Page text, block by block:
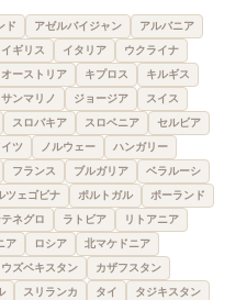
ド アゼルバイジャン
アルバニア
イギリス イタリア
ウクライナ
オーストリア キプロス
キルギス
サンマリノ ジョージア
スイス
スロバキア スロベニア
セルビア
イツ ノルウェー
ハンガリー
フランス ブルガリア
ベラルーシ
ツェゴビナ ポルトガル
ポーランド
ネグロ ラトビア
リトアニア
ア ロシア 北マケドニア
ウズベキスタン
カザフスタン
スリランカ タイ
タジキスタン